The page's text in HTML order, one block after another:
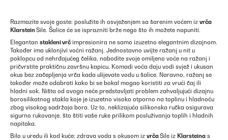
Razmazite svoje goste: poslužite ih osvježenjem sa šarenim voćem iz vrča
Klarstein Sile. Šalice će se isprazniti brže nego što ih možete napuniti.
Elegantan stakleni vrč impresionira ne samo izuzetno elegantnim dizajnom.
Također ima uklonjivi voćni ražanj. Jednostavno uvijte ražanj u nit u
poklopcu od nehrđajućeg čelika, nabodite svoje omiljeno voće na ražanj i
pričvrstite praktičnu završnu kapicu. Komadi voća daju vodi svjež i ukusan
okus bez začepljenja vrča kada ulijevate vodu u šalice. Naravno, ražanj se
također može odabrati kako bi se bokal mogao koristiti za vrući čaj ili
hladni sok. Ništa od ovoga neće predstavljati problem zahvaljujući dizajnu
borosilikatnog stakla koje je izuzetno visoko otporno na toplinu i hladnoću
zbog visokog sadržaja bora. Uz to, neklizajuća silikonska ručka osigurava
sigurno rukovanje, što štiti vaše ruke prilikom posluživanja toplih i hladnih
napitaka.
Bilo u uredu ili kod kuće: zdrava voda s okusom iz vrčaSile iz Klarsteina s